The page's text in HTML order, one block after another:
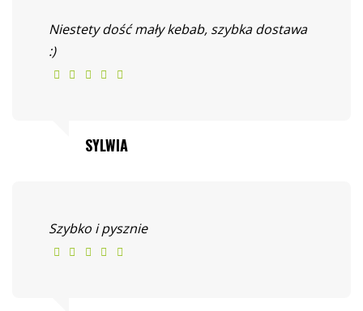
Niestety dość mały kebab, szybka dostawa
:)
SYLWIA
Szybko i pysznie